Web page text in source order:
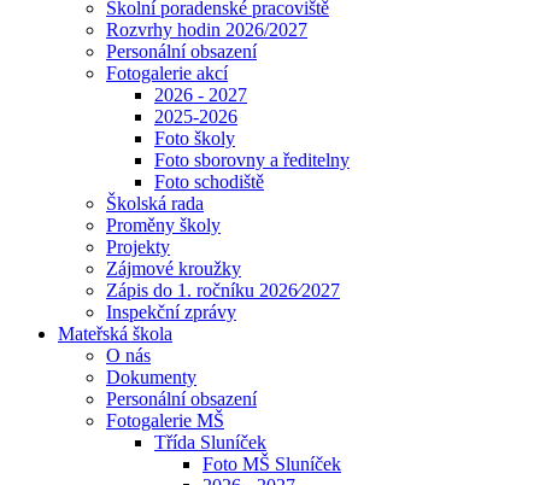
Školní poradenské pracoviště
Rozvrhy hodin 2026/2027
Personální obsazení
Fotogalerie akcí
2026 - 2027
2025-2026
Foto školy
Foto sborovny a ředitelny
Foto schodiště
Školská rada
Proměny školy
Projekty
Zájmové kroužky
Zápis do 1. ročníku 2026⁄2027
Inspekční zprávy
Mateřská škola
O nás
Dokumenty
Personální obsazení
Fotogalerie MŠ
Třída Sluníček
Foto MŠ Sluníček